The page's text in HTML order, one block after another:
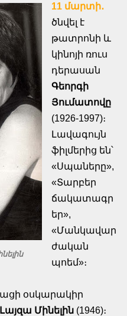
11 մարտի․
ծնվել է
թատրոնի և
կինոյի ռուս
դերասան
Գեորգի
Յումատովը
(1926-1997)։
Լավագույն
ֆիլմերից են՝
«Սպաները»,
«Տարբեր
ճակատագր
եր»,
«Մանկավար
ժական
պոեմ»։
օսկարակիր
Լայզա Մինելին (1946)։